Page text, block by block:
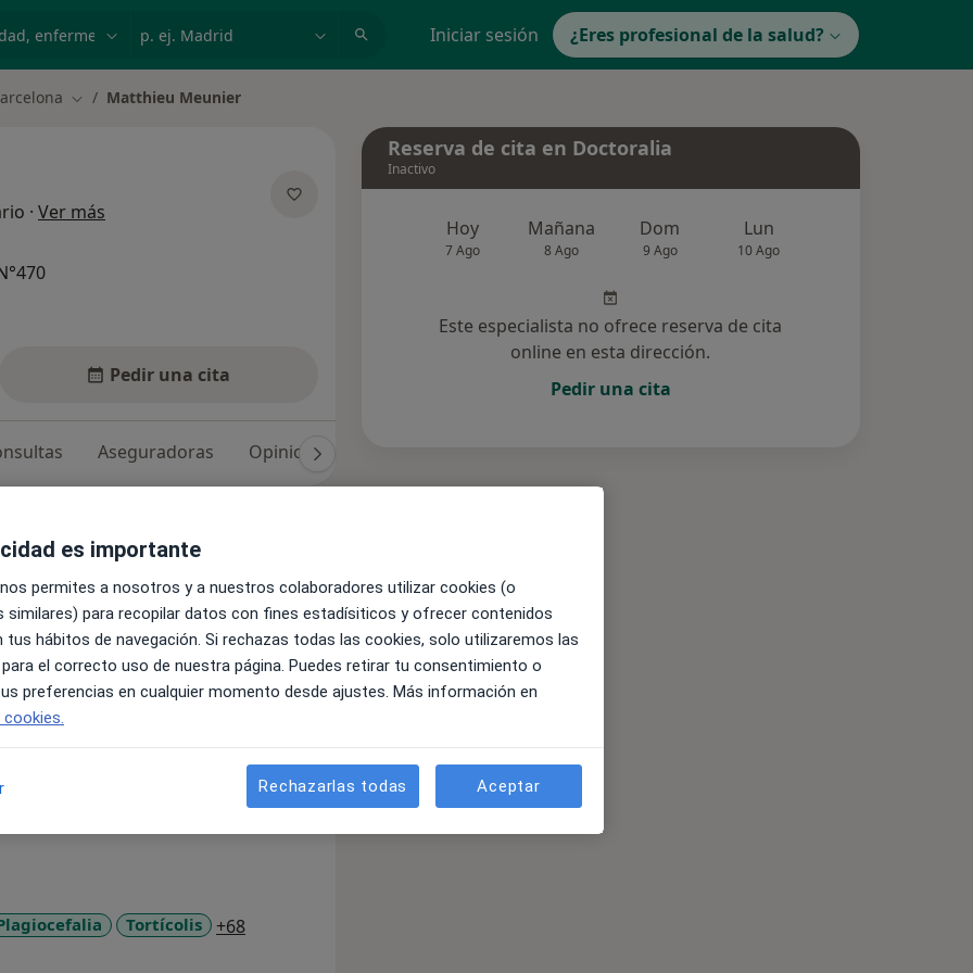
Iniciar sesión ¿Eres profesional de la salud?
Cambiar de ciudad
Matthieu Meunier
· Ver más
Pedir una cita
Aseguradoras Opiniones (61)
superior de 5 años con
(artes marciales, jogging, raid,
Atman (COA), Sophia Antipolis,
UBO, Francia ,2010-2011.
, Francía, 2016-2018.
Tortícolis +68a11y_sr_more_diseases
Reserva de cita en Doctoralia
Inactivo
Hoy
7 Ago
Mañana
8 Ago
Dom
9 Ago
Lun
10 Ago
Este especialista no ofrece reserva de cita
online en esta dirección.
Pedir una cita
es importante
permites a nosotros y a nuestros colaboradores utilizar cookies (o
similares) para recopilar datos con fines estadísiticos y ofrecer contenidos
tus hábitos de navegación. Si rechazas todas las cookies, solo utilizaremos las
el correcto uso de nuestra página. Puedes retirar tu consentimiento o
preferencias en cualquier momento desde ajustes. Más información en
Rechazarlas todas Aceptar